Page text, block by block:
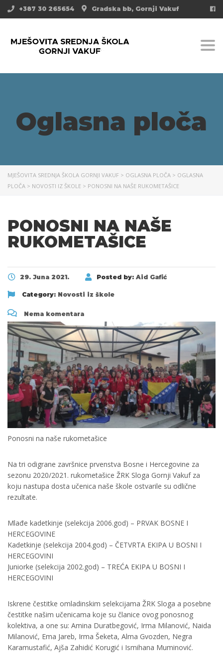
Gradska bb, Gornji Vakuf
+387 30 265654
Oglasna ploča
MJEŠOVITA SREDNJA ŠKOLA GORNJI VAKUF > OGLASNA PLOČA > OGLASNA
PLOČA > NOVOSTI IZ ŠKOLE > PONOSNI NA NAŠE RUKOMETAŠICE
PONOSNI NA NAŠE
RUKOMETAŠICE
29. Juna 2021. Posted by: Aid Gafić
Category: Novosti iz škole
Nema komentara
Ponosni na naše rukometašice
Na tri odigrane završnice prvenstva Bosne i Hercegovine za
sezonu 2020/2021. rukometašice ŽRK Sloga Gornji Vakuf za
koju nastupa dosta učenica naše škole ostvarile su odlične
rezultate.
Mlađe kadetkinje (selekcija 2006.god) – PRVAK BOSNE I
HERCEGOVINE
Kadetkinje (selekcija 2004.god) – ČETVRTA EKIPA U BOSNI I
HERCEGOVINI
Juniorke (selekcija 2002.god) – TREĆA EKIPA U BOSNI I
HERCEGOVINI
Iskrene čestitke omladinskim selekcijama ŽRK Sloga a posebne
čestitke našim učenicama koje su članice ovog ponosnog
kolektiva, a one su: Amina Duratbegović, Irma Milanović, Naida
Milanović, Ema Jareb, Irma Šeketa, Alma Gvozden, Negra
Karamustafić, Ajša Zahidić Korugić i Ismihana Muminović.